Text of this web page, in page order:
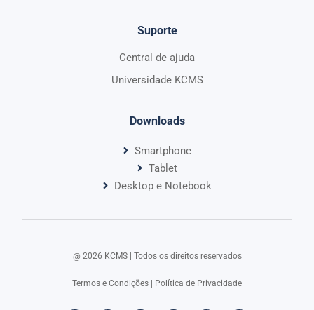
Suporte
Central de ajuda
Universidade KCMS
Downloads
Smartphone
Tablet
Desktop e Notebook
@ 2026 KCMS | Todos os direitos reservados​
Termos e Condições Política de Privacidade